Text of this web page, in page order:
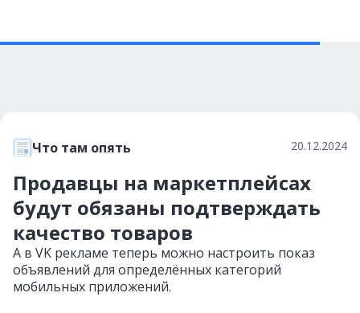
Что там опять 20.12.2024
Продавцы на маркетплейсах
будут обязаны подтверждать
качество товаров
А в VK рекламе теперь можно настроить показ
объявлений для определённых категорий
мобильных приложений.